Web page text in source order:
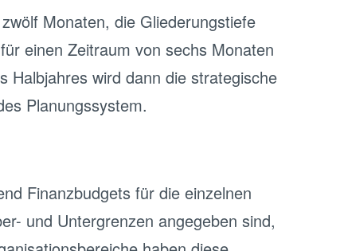
Monaten, die Gliederungstiefe
einen Zeitraum von sechs Monaten
Halbjahres wird dann die strategische
Planungssystem.
Finanzbudgets für die einzelnen
und Untergrenzen angegeben sind,